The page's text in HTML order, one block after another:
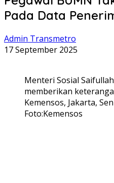
Pada Data
Admin Transmetro
17 September 2025
Menteri Sosial
memberikan
Kemensos, Jakarta,
Foto:Kemensos